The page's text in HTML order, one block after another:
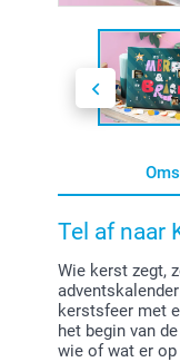
Tel af naar
Wie kerst zegt,
kerstsfeer met
het begin van
wie of wat er